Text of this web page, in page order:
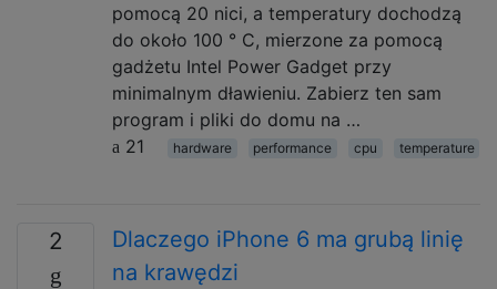
pomocą 20 nici, a temperatury dochodzą
do około 100 ° C, mierzone za pomocą
gadżetu Intel Power Gadget przy
minimalnym dławieniu. Zabierz ten sam
program i pliki do domu na …
21
hardware performance cpu temperature
2
Dlaczego iPhone 6 ma grubą linię
na krawędzi